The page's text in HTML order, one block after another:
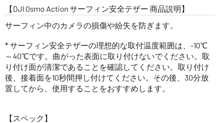
【DJI Osmo Action サーフィン安全テザー 商品説明】
サーフィン中のカメラの損傷や紛失を防ぎます。
* サーフィン安全テザーの理想的な取付温度範囲は、-10℃
～40℃です。曲がった表面に取り付けないでください。取
り付け面が清潔であることを確認してください。取り付け
後、接着面を10秒間押し付けてください。その後、30分放
置してから、使用することをおすすめします。
【スペック】